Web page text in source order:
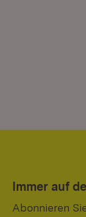
Immer auf
Abonnieren